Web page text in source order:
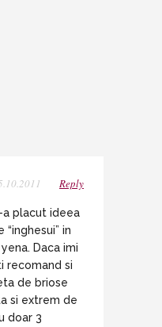
Reply
a placut ideea
“inghesui” in
Daca imi
recomand si
de briose
si extrem de
doar 3